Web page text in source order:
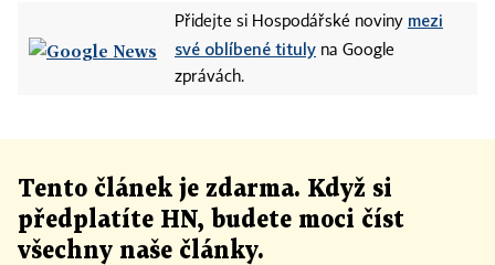
Přidejte si Hospodářské noviny mezi
své oblíbené tituly na Google
zprávách.
Tento článek je zdarma. Když si
předplatíte HN, budete moci číst
všechny naše články.